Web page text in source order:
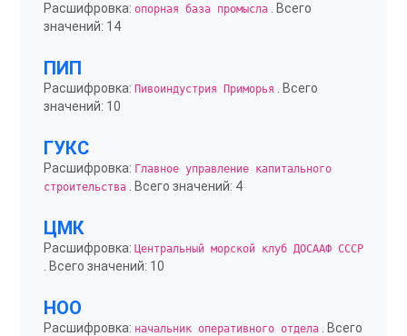
Расшифровка: опорная база промысла . Всего
значений: 14
ПИП
Расшифровка: Пивоиндустрия Приморья
. Всего
значений: 10
ГУКС
Расшифровка: Главное управление капитального
строительства . Всего значений: 4
ЦМК
Расшифровка: Центральный морской клуб ДОСААФ СССР
. Всего значений: 10
НОО
Расшифровка: начальник оперативного отдела . Всего